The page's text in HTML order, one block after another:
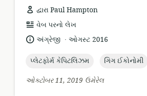
દ્વારા Paul Hampton
સંસાધન
બંધારણ:
વેબ પરનો લેખ
ભાષા:અંગ્રેજી .
પ્રકાશન
ઓગસ્ટ 2016
topic:
પ્લેટફોર્મ કેપિટલિઝમ topic:
ગિગ ઈકોનોમી
ઓક્ટોબર 11, 2019 ઉમેરેલ